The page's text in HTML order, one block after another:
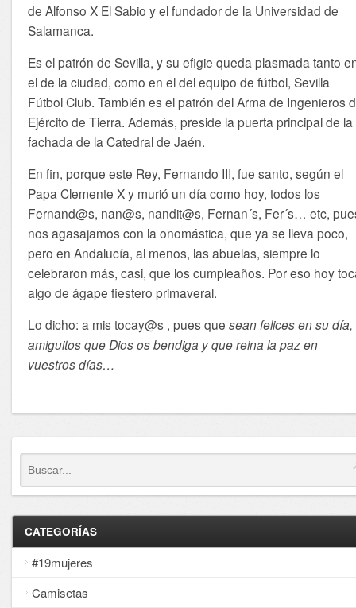
de Alfonso X El Sabio y el fundador de la Universidad de
Salamanca.
Es el patrón de Sevilla, y su efigie queda plasmada tanto
el de la ciudad, como en el del equipo de fútbol, Sevilla
Fútbol Club. También es el patrón del Arma de Ingenieros
Ejército de Tierra. Además, preside la puerta principal de la
fachada de la Catedral de Jaén.
En fin, porque este Rey, Fernando III, fue santo, según el
Papa Clemente X y murió un día como hoy, todos los
Fernand@s, nan@s, nandit@s, Fernan´s, Fer´s… etc,
nos agasajamos con la onomástica, que ya se lleva poco,
pero en Andalucía, al menos, las abuelas, siempre lo
celebraron más, casi, que los cumpleaños. Por eso hoy
algo de ágape fiestero primaveral.
Lo dicho: a mis tocay@s , pues quesean felices en su día,
amiguitos que Dios os bendiga y que reina la paz en
vuestros días…
CATEGORÍAS
#19mujeres
Camisetas